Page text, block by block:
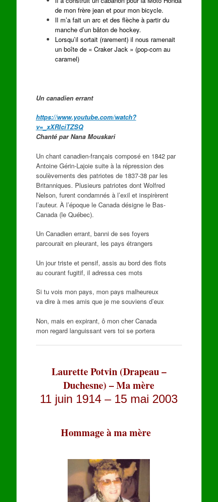
de mon frère jean et pour mon bicycle.
Il m’a fait un arc et des flèche à partir du
manche d’un bâton de hockey.
Lorsqu’il sortait (rarement) il nous ramenait
un boîte de « Craker Jack » (pop-corn au
caramel)
Un canadien errant
https://www.youtube.com/watch?
v=_xXRIciTZSQ
Chanté par Nana Mouskari
Un chant canadien-français composé en 1842 par
Antoine Gérin-Lajoie suite à la répression des
soulèvements des patriotes de 1837-38 par les
Britanniques. Plusieurs patriotes dont Wolfred
Nelson, furent condamnés à l’exil et inspirèrent
l’auteur. À l’époque le Canada désigne le Bas-
Canada (le Québec).
Un Canadien errant, banni de ses foyers
parcourait en pleurant, les pays étrangers
Un jour triste et pensif, assis au bord des flots
au courant fugitif, il adressa ces mots
Si tu vois mon pays, mon pays malheureux
va dire à mes amis que je me souviens d’eux
Non, mais en expirant, ô mon cher Canada
mon regard languissant vers toi se portera
Laurette Potvin (Drapeau –
Duchesne) – Ma mère
11 juin 1914 – 15 mai 2003
Hommage à ma mère